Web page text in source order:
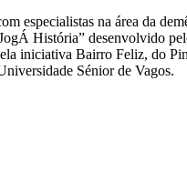
especialistas na área da
História” desenvolvido
iniciativa Bairro Feliz, do
Sénior de Vagos.